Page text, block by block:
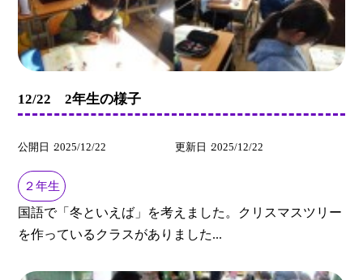
12/22 2年生の様子
公開日 2025/12/22 更新日 2025/12/22
２年生
国語で「冬といえば」を考えました。クリスマスツリー
を作っているクラスがありました...